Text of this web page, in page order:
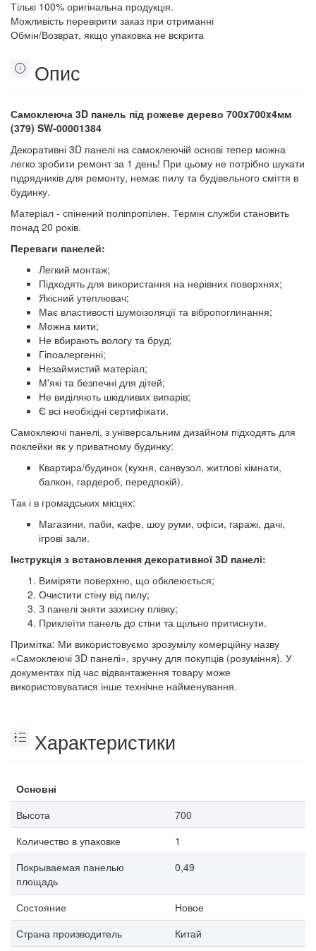
Тількі 100% оригінальна продукція.
Можливість перевірити заказ при отриманні
Обмін/Возврат, якщо упаковка не вскрита
Опис
Самоклеюча 3D панель під рожеве дерево 700x700x4мм
(379) SW-00001384
Декоративні 3D панелі на самоклеючій основі тепер можна
легко зробити ремонт за 1 день! При цьому не потрібно шукати
підрядників для ремонту, немає пилу та будівельного сміття в
будинку.
Матеріал - спінений поліпропілен. Термін служби становить
понад 20 років.
Переваги панелей:
Легкий монтаж;
Підходять для використання на нерівних поверхнях;
Якісний утеплювач;
Має властивості шумоізоляції та вібропоглинання;
Можна мити;
Не вбирають вологу та бруд;
Гіпоалергенні;
Незаймистий матеріал;
М'які та безпечні для дітей;
Не виділяють шкідливих випарів;
Є всі необхідні сертифікати.
Самоклеючі панелі, з універсальним дизайном підходять для
поклейки як у приватному будинку:
Квартира/будинок (кухня, санвузол, житлові кімнати,
балкон, гардероб, передпокій).
Так і в громадських місцях:
Магазини, паби, кафе, шоу руми, офіси, гаражі, дачі,
ігрові зали.
Інструкція з встановлення декоративної 3D панелі:
Виміряти поверхню, що обклеюється;
Очистити стіну від пилу;
З панелі зняти захисну плівку;
Приклеїти панель до стіни та щільно притиснути.
Примітка: Ми використовуємо зрозумілу комерційну назву
«Самоклеючі 3D панелі», зручну для покупців (розуміння). У
документах під час відвантаження товару може
використовуватися інше технічне найменування.
Характеристики
Основні
Высота
700
Количество в упаковке
1
Покрываемая панелью
площадь
0,49
Состояние
Новое
Страна производитель
Китай